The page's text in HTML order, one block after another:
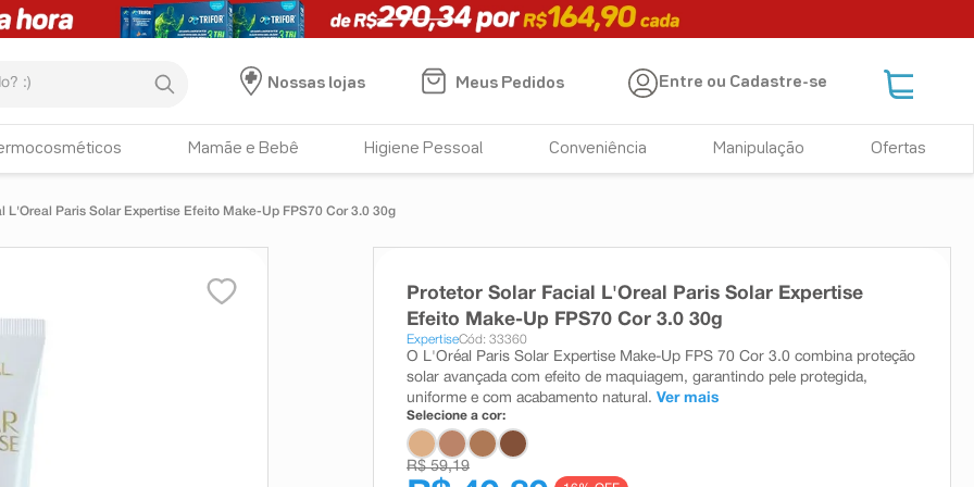
Nossas lojas
Meus Pedidos Entre ou Cadastre-se
Mamãe e Bebê Higiene Pessoal Conveniência Manipulação Ofertas
L'Oreal Paris Solar Expertise Efeito Make-Up FPS70 Cor 3.0 30g
Protetor Solar Facial L'Oreal Paris Solar Expertise
Efeito Make-Up FPS70 Cor 3.0 30g
ExpertiseCód: 33360
O L'Oréal Paris Solar Expertise Make-Up FPS 70 Cor 3.0 combina proteção
solar avançada com efeito de maquiagem, garantindo pele protegida,
uniforme e com acabamento natural. Ver mais
Selecione a cor:
R$ 59,19